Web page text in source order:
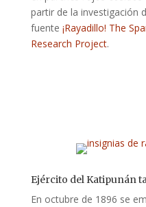
partir de la investigación
fuente ¡Rayadillo! The
Research Project.
Ejército del Katipunán
En octubre de 1896 se